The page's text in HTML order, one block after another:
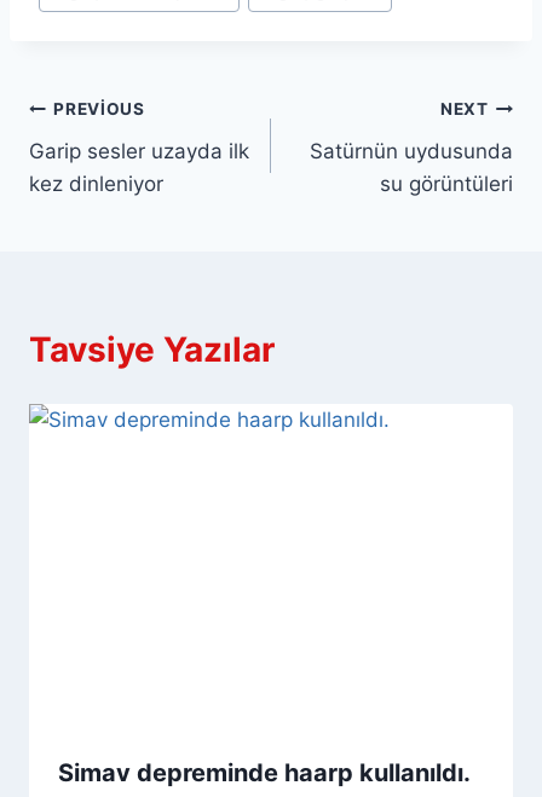
Yazı
gezinmesi
PREVIOUS
Garip sesler uzayda ilk
kez dinleniyor
NEXT
Satürnün uydusunda
su görüntüleri
Tavsiye Yazılar
Simav depreminde haarp kullanıldı.